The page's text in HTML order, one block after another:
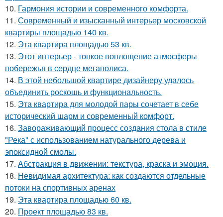
10. Гармония истории и современного комфорта.
11. Современный и изысканный интерьер московской
квартиры площадью 140 кв.
12. Эта квартира площадью 53 кв.
13. Этот интерьер - тонкое воплощение атмосферы
побережья в сердце мегаполиса.
14. В этой небольшой квартире дизайнеру удалось
объединить роскошь и функциональность.
15. Эта квартира для молодой пары сочетает в себе
исторический шарм и современный комфорт.
16. Завораживающий процесс создания стола в стиле
"Река" с использованием натурального дерева и
эпоксидной смолы.
17. Абстракция в движении: текстура, краска и эмоция.
18. Невидимая архитектура: как создаются отдельные
потоки на спортивных аренах
19. Эта квартира площадью 60 кв.
20. Проект площадью 83 кв.